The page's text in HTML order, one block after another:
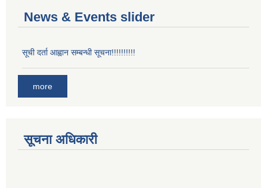
News & Events slider
सूची दर्ता आह्वान सम्बन्धी सूचना!!!!!!!!!!
more
सूचना अधिकारी